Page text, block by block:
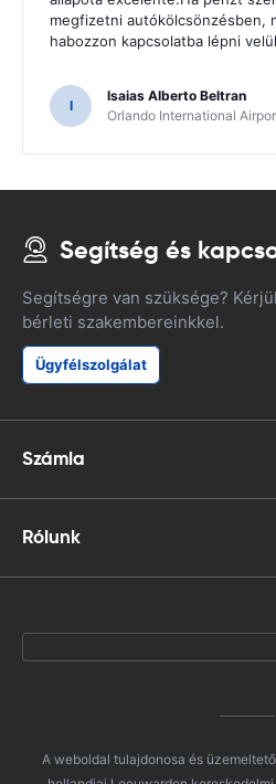
megfizetni autókölcsönzésben,
habozzon kapcsolatba lépni
I
Isaias Alberto Beltran
Orlando International
Segítség és
Segítségre van szüksége?
bérleti szakembereinkkel.
Ügyfélszolgálat
Számla
Rólunk
A weboldal tulajdonosa és